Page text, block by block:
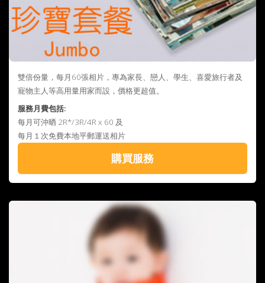
雙倍份量，每月60張相片，專為家長、戀人、學生、喜愛旅行者及
寵物主人等高用量用家而設，價格更超值。
服務月費包括:
每月可沖晒 2R*/3R/4R x 60 及
每月１次免費本地平郵運送相片
購買服務